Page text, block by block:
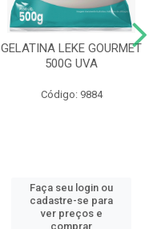
GELATINA LEKE GOURMET
500G UVA
Código: 9884
Faça seu login ou
cadastre-se para
ver preços e
comprar